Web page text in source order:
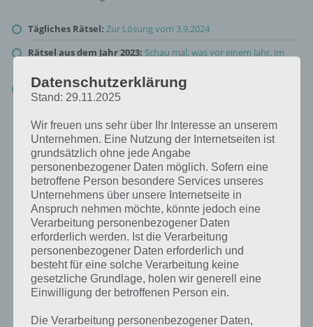
Tägliches Rätsel: Zur Lösung vom 3.9.2024
Rätsel aus dem Jahr 2023: Schau mal, was vor einem Jahr, im
Zur Übersicht:4 Bilder 1 Wort Lösungen zu Auf der Baustelle im
September 2024!
Datenschutzerklärung
Stand: 29.11.2025
Wir freuen uns sehr über Ihr Interesse an unserem
Unternehmen. Eine Nutzung der Internetseiten ist
grundsätzlich ohne jede Angabe
personenbezogener Daten möglich. Sofern eine
betroffene Person besondere Services unseres
Unternehmens über unsere Internetseite in
Anspruch nehmen möchte, könnte jedoch eine
Verarbeitung personenbezogener Daten
erforderlich werden. Ist die Verarbeitung
personenbezogener Daten erforderlich und
besteht für eine solche Verarbeitung keine
gesetzliche Grundlage, holen wir generell eine
Einwilligung der betroffenen Person ein.
Die Verarbeitung personenbezogener Daten,